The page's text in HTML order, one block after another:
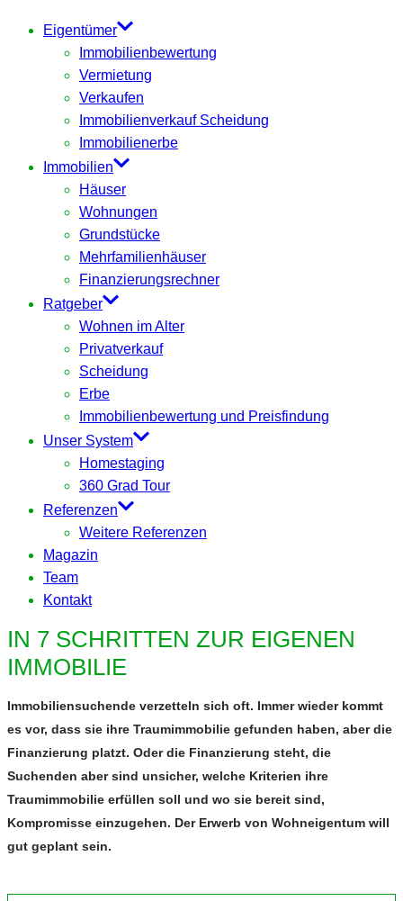
Eigentümer
Immobilienbewertung
Vermietung
Verkaufen
Immobilienverkauf Scheidung
Immobilienerbe
Immobilien
Häuser
Wohnungen
Grundstücke
Mehrfamilienhäuser
Finanzierungsrechner
Ratgeber
Wohnen im Alter
Privatverkauf
Scheidung
Erbe
Immobilienbewertung und Preisfindung
Unser System
Homestaging
360 Grad Tour
Referenzen
Weitere Referenzen
Magazin
Team
Kontakt
IN 7 SCHRITTEN ZUR EIGENEN
IMMOBILIE
Immobiliensuchende verzetteln sich oft. Immer wieder kommt
es vor, dass sie ihre Traumimmobilie gefunden haben, aber die
Finanzierung platzt. Oder die Finanzierung steht, die
Suchenden aber sind unsicher, welche Kriterien ihre
Traumimmobilie erfüllen soll und wo sie bereit sind,
Kompromisse einzugehen. Der Erwerb von Wohneigentum will
gut geplant sein.